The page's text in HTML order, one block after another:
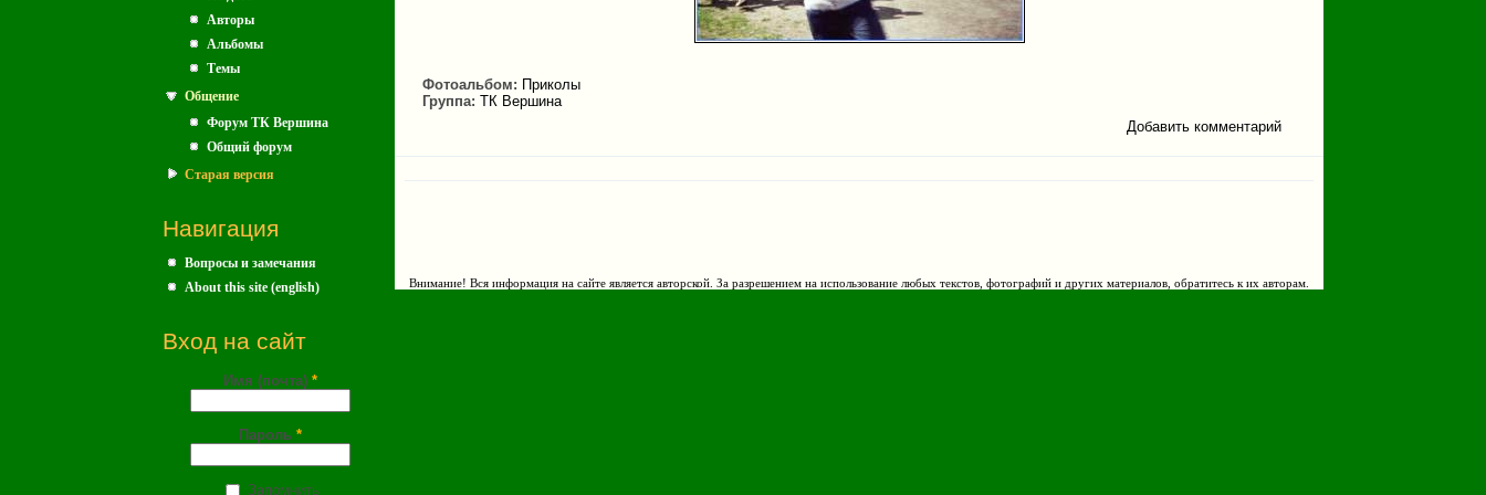
Авторы
Альбомы
Темы
Общение
Форум ТК Вершина
Общий форум
Старая версия
Навигация
Вопросы и замечания
About this site (english)
Вход на сайт
Имя (почта) *
Пароль *
Запомнить
Фотоальбом: Приколы
Группа: ТК Вершина
Добавить комментарий
Внимание! Вся информация на сайте является авторской. За разрешением на использование любых текстов, фотографий и других материалов, обратитесь к их авторам.